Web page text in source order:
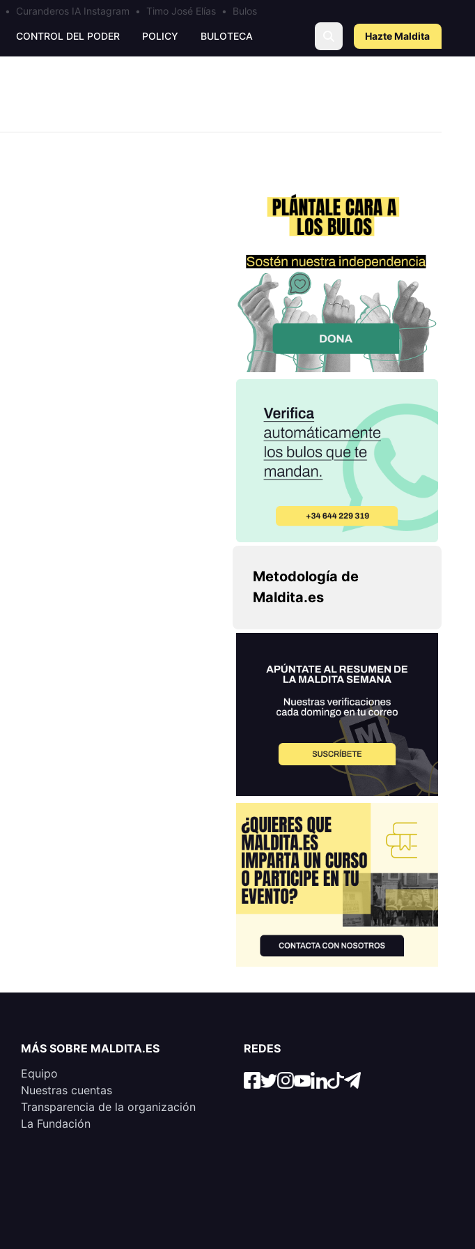
• Curanderos IA Instagram • Timo José Elías • Bulos
CONTROL DEL PODER POLICY BULOTECA Hazte Maldita
Metodología de
Maldita.es
MÁS SOBRE MALDITA.ES
Equipo
Nuestras cuentas
Transparencia de la organización
La Fundación
REDES